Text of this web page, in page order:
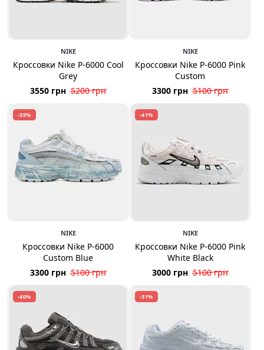
NIKE
Кроссовки Nike P-6000 Cool
Grey
3550 грн 5200 грн
NIKE
Кроссовки Nike P-6000 Pink
Custom
3300 грн 5100 грн
-35%
NIKE
Кроссовки Nike P-6000
Custom Blue
3300 грн 5100 грн
-41%
NIKE
Кроссовки Nike P-6000 Pink
White Black
3000 грн 5100 грн
-40% -31%